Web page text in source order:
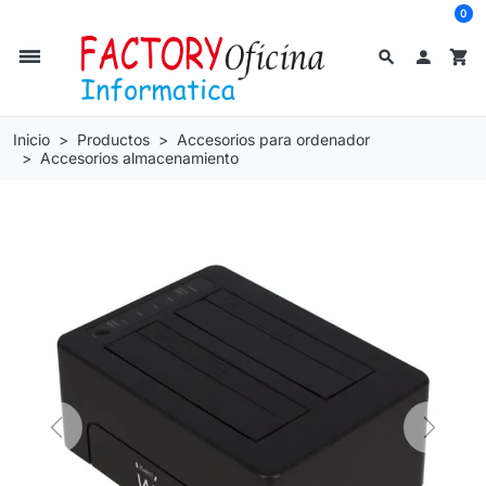
search
dehaze  shopping_cart
0
Inicio Productos
Accesorios para ordenador
Accesorios almacenamiento
Previous Next